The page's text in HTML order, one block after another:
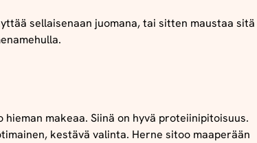
sellaisenaan juomana, tai sitten maustaa sitä
makeaa. Siinä on hyvä proteiinipitoisuus.
kestävä valinta. Herne sitoo maaperään